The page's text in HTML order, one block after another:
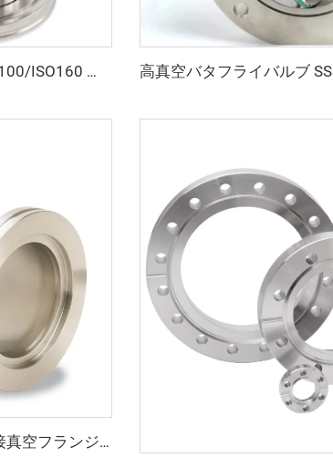
ステンレス鋼 ISO63/ISO80/ISO100/ISO160 フランジ ISO-K イコールチー 高品質 SS304 SS316L 真空クランプ継手 NW80-160
ISO-K コニカルレデューサー溶接真空フランジ ISO80xISO63-ISO100xISO80 SS304/SS316L ステンレス鋼 高品質真空継手